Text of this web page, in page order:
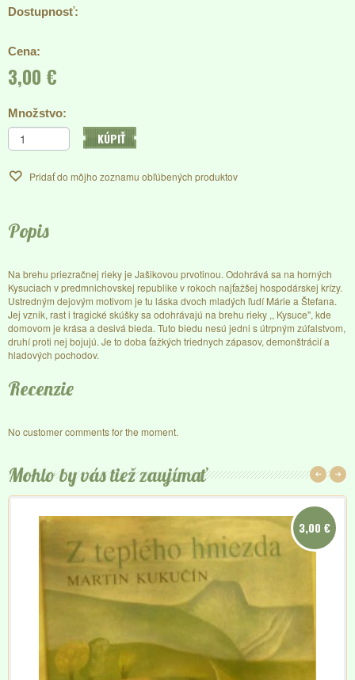
Dostupnosť:
Cena:
3,00 €
Množstvo:
KÚPIŤ
Pridať do môjho zoznamu obľúbených produktov
Popis
Na brehu priezračnej rieky je Jašikovou prvotinou. Odohrává sa na horných
Kysuciach v predmnichovskej republike v rokoch najťažšej hospodárskej krízy.
Ustredným dejovým motivom je tu láska dvoch mladých ľudí Márie a Štefana.
Jej vznik, rast i tragické skúšky sa odohrávajú na brehu rieky ,, Kysuce", kde
domovom je krása a desivá bieda. Tuto biedu nesú jedni s útrpným zúfalstvom,
druhí proti nej bojujú. Je to doba ťažkých triednych zápasov, demonštrácií a
hladových pochodov.
Recenzie
No customer comments for the moment.
Mohlo by vás tiež zaujímať
3,00 €